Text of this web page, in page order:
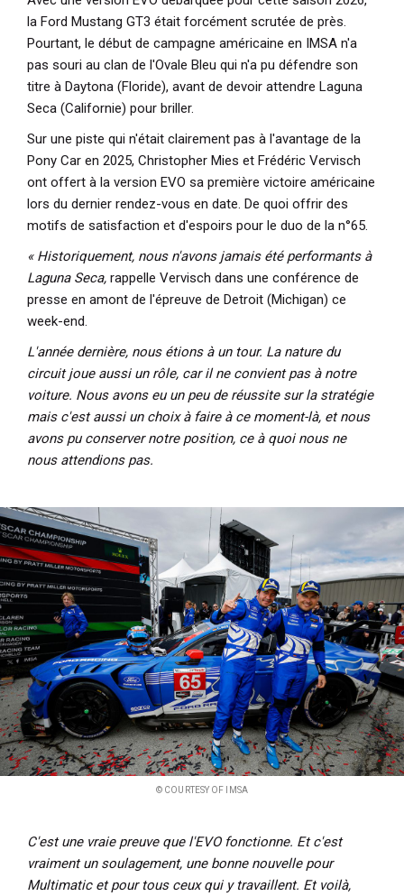
la Ford Mustang GT3 était forcément scrutée de près.
Pourtant, le début de campagne américaine en IMSA n'a
pas souri au clan de l'Ovale Bleu qui n'a pu défendre son
titre à Daytona (Floride), avant de devoir attendre Laguna
Seca (Californie) pour briller.
Sur une piste qui n'était clairement pas à l'avantage de la
Pony Car en 2025, Christopher Mies et Frédéric Vervisch
ont offert à la version EVO sa première victoire américaine
lors du dernier rendez-vous en date. De quoi offrir des
motifs de satisfaction et d'espoirs pour le duo de la n°65.
« Historiquement, nous n'avons jamais été performants à
Laguna Seca, rappelle Vervisch dans une conférence de
presse en amont de l'épreuve de Detroit (Michigan) ce
week-end.
L'année dernière, nous étions à un tour. La nature du
circuit joue aussi un rôle, car il ne convient pas à notre
voiture. Nous avons eu un peu de réussite sur la stratégie
mais c'est aussi un choix à faire à ce moment-là, et nous
avons pu conserver notre position, ce à quoi nous ne
nous attendions pas.
© COURTESY OF IMSA
C'est une vraie preuve que l'EVO fonctionne. Et c'est
vraiment un soulagement, une bonne nouvelle pour
Multimatic et pour tous ceux qui y travaillent. Et voilà,